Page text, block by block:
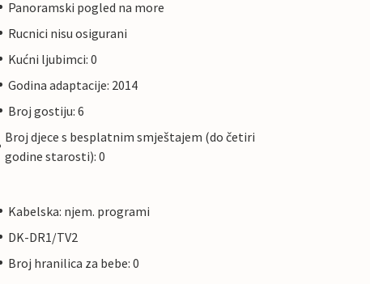
Panoramski pogled na more
Rucnici nisu osigurani
Kućni ljubimci: 0
Godina adaptacije: 2014
Broj gostiju: 6
Broj djece s besplatnim smještajem (do četiri
godine starosti): 0
Kabelska: njem. programi
DK-DR1/TV2
Broj hranilica za bebe: 0